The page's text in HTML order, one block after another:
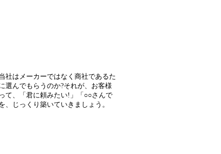
社はメーカーではなく商社であるた
選んでもらうのか?それが、お客様
て、「君に頼みたい!」「○○さんで
じっくり築いていきましょう。